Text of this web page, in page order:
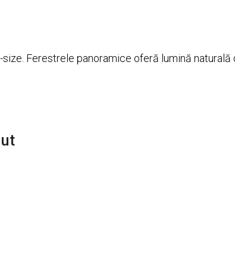
Ferestrele panoramice oferă lumină